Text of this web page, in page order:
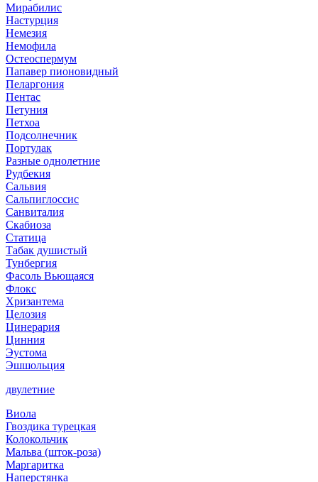
Мирабилис
Настурция
Немезия
Немофила
Остеоспермум
Папавер пионовидный
Пеларгония
Пентас
Петуния
Петхоа
Подсолнечник
Портулак
Разные однолетние
Рудбекия
Сальвия
Сальпиглоссис
Санвиталия
Скабиоза
Статица
Табак душистый
Тунбергия
Фасоль Вьющаяся
Флокс
Хризантема
Целозия
Цинерария
Цинния
Эустома
Эшшольция
двулетние
Виола
Гвоздика турецкая
Колокольчик
Мальва (шток-роза)
Маргаритка
Наперстянка